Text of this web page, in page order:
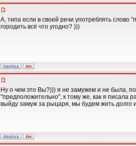
А, типа если в своей речи употреблять слово
городить всё что угодно? )))
Ну о чем это Вы?))) я не замужем и не была,
"предположительно", к тому же, как я писала
выйду замуж за рыцаря, мы будем жить долго